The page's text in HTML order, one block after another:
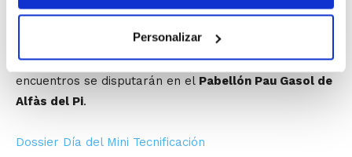
Personalizar
La competición masculina se celebrará por la mañana
y la femenina en sesión vespertina. Todos los
encuentros se disputarán en el Pabellón Pau Gasol de
Alfàs del Pi.
Dossier Día del Mini Tecnificación